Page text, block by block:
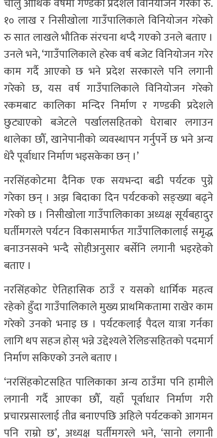
चालु आर्थिक वर्षमा गण्डकी प्रदेशले विनियोजन गरेको रु.
१० लाख र निसीखोला गाउँपालिकाले विनियोजन गरेको
रु सात लाखले भौतिक संरचना थप्दै गएको उनले बताए ।
उनले भने, ‘गाउँपालिकाले हरेक वर्ष बजेट विनियोजन गरेर
काम गर्दै आएको छ भने प्रदेश सरकारले पनि लगानी
गरेको छ, यस वर्ष गाउँपालिकाले विनियोजन गरेको
रकमबाट कालिका मन्दिर निर्माण र गण्डकी प्रदेशले
छुट्याएको बजेटले पर्खालसहितको घेराबार लगाउन
थालेका छौँ, खानेपानीको व्यवस्थापन गर्नुपर्ने छ भने अन्य
धेरै पूर्वाधार निर्माण भइसकेका छन् ।’
नरसिंहकोटमा दैनिक एक सयभन्दा बढी पर्यटक पुग्ने
गरेका छन् । अझ बिदाका दिन पर्यटकको सङ्ख्या बढ्ने
गरेको छ । निसीखोला गाउँपालिकाका अध्यक्ष सूर्यबहादुर
घर्तीमगरले पर्यटन विकासमार्फत गाउँपालिकालाई समृद्ध
बनाउनसक्ने भन्दै सोहीअनुसार बर्सेनि लगानी भइरहेको
बताए ।
नरसिंहकोट ऐतिहासिक ठाउँ र यसको धार्मिक महत्व
रहेको हुँदा गाउँपालिकाले मुख्य प्राथमिकतामा राखेर काम
गरेको उनको भनाइ छ । पर्यटकलाई पैदल यात्रा गर्नका
लागि थप सहज होस् भन्ने उद्देश्यले रेलिङसहितको पदमार्ग
निर्माण सकिएको उनले बताए ।
‘नरसिंहकोटसहित पालिकाका अन्य ठाउँमा पनि हामीले
लगानी गर्दै आएका छौँ, यहाँ पूर्वाधार निर्माण गरी
प्रचारप्रसारलाई तीव्र बनाएपछि अहिले पर्यटकको आगमन
पनि राम्रो छ’, अध्यक्ष घर्तीमगरले भने, ‘सानो लगानी